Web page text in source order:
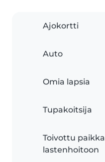
Ajokortti
Auto
Omia lapsia
Tupakoitsija
Toivottu paikka
lastenhoitoon